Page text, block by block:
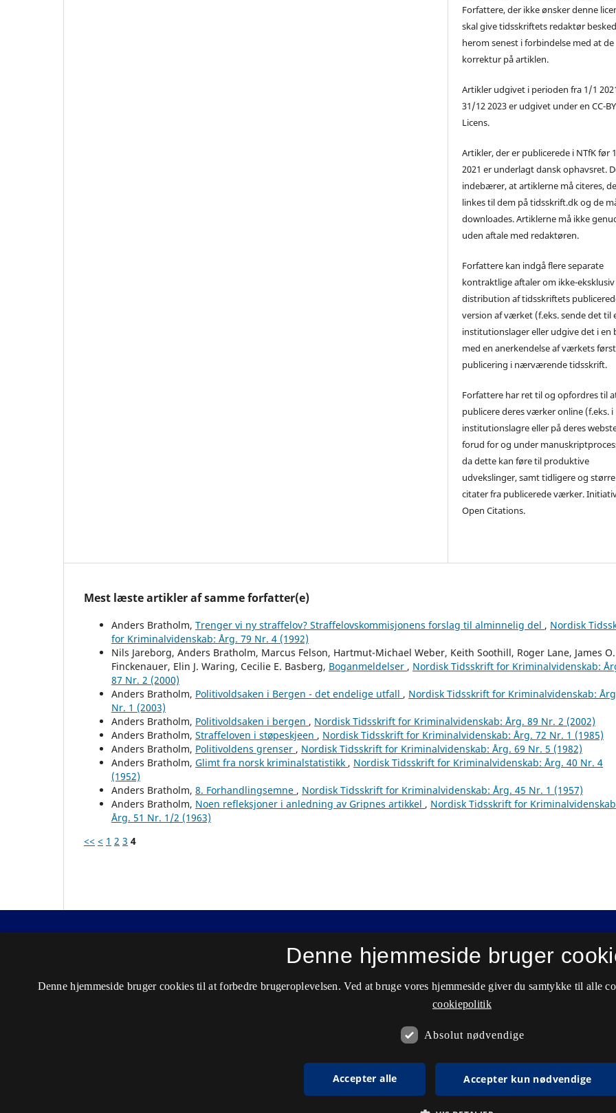
Forfattere, der ikke ønsker denne
skal give tidsskriftets redaktør besked
herom senest i forbindelse med at
korrektur på artiklen.
Artikler udgivet i perioden fra 1/1
31/12 2023 er udgivet under en CC-
Licens.
Artikler, der er publicerede i NTfK før
2021 er underlagt dansk ophavsret.
indebærer, at artiklerne må citeres,
linkes til dem på tidsskrift.dk og de
downloades. Artiklerne må ikke
uden aftale med redaktøren.
Forfattere kan indgå flere separate
kontraktlige aftaler om ikke-eksklusiv
distribution af tidsskriftets
version af værket (f.eks. sende det til
institutionslager eller udgive det i en
med en anerkendelse af værkets
publicering i nærværende tidsskrift.
Forfattere har ret til og opfordres til
publicere deres værker online (f.eks. i
institutionslagre eller på deres
forud for og under
da dette kan føre til produktive
udvekslinger, samt tidligere og større
citater fra publicerede værker.
Open Citations.
Mest læste artikler af samme forfatter(e)
Anders Bratholm, Trenger vi ny straffelov? Straffelovskommisjonens forslag til alminnelig del , Nordisk
for Kriminalvidenskab: Årg. 79 Nr. 4 (1992)
Nils Jareborg, Anders Bratholm, Marcus Felson, Hartmut-Michael Weber, Keith Soothill, Roger Lane, James O.
Finckenauer, Elin J. Waring, Cecilie E. Basberg, Boganmeldelser , Nordisk Tidsskrift for Kriminalvidenskab:
87 Nr. 2 (2000)
Anders Bratholm, Politivoldsaken i Bergen - det endelige utfall , Nordisk Tidsskrift for Kriminalvidenskab:
Nr. 1 (2003)
Anders Bratholm, Politivoldsaken i bergen , Nordisk Tidsskrift for Kriminalvidenskab: Årg. 89 Nr. 2 (2002)
Anders Bratholm, Straffeloven i støpeskjeen , Nordisk Tidsskrift for Kriminalvidenskab: Årg. 72 Nr. 1 (1985)
Anders Bratholm, Politivoldens grenser , Nordisk Tidsskrift for Kriminalvidenskab: Årg. 69 Nr. 5 (1982)
Anders Bratholm, Glimt fra norsk kriminalstatistikk , Nordisk Tidsskrift for Kriminalvidenskab: Årg. 40 Nr. 4
(1952)
Anders Bratholm, 8. Forhandlingsemne , Nordisk Tidsskrift for Kriminalvidenskab: Årg. 45 Nr. 1 (1957)
Anders Bratholm, Noen refleksjoner i anledning av Gripnes artikkel , Nordisk Tidsskrift for
Årg. 51 Nr. 1/2 (1963)
<< < 1 2 3 4
Nordisk Tidsskrift for Kriminalvidenskab
ISSN 2446-3051 (Online)
Denne hjemmeside bruger
Denne hjemmeside bruger cookies til at forbedre brugeroplevelsen. Ved at bruge vores hjemmeside giver du samtykke til alle
cookiepolitik
Absolut nødvendige
Accepter alle Accepter kun nødvendige